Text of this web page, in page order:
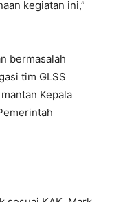
kegiatan ini,”
bermasalah
tim GLSS
Kepala